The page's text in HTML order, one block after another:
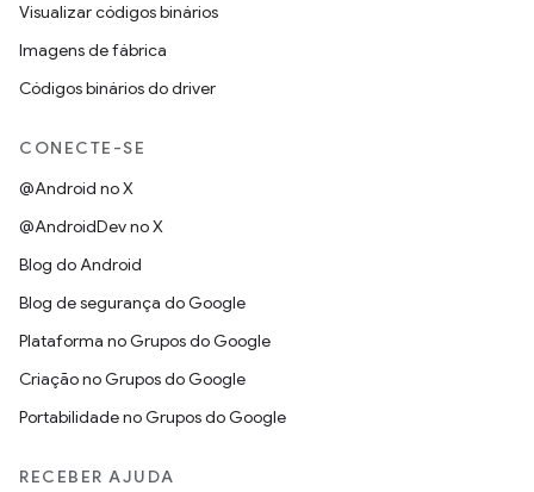
Visualizar códigos binários
Imagens de fábrica
Códigos binários do driver
CONECTE-SE
@Android no X
@AndroidDev no X
Blog do Android
Blog de segurança do Google
Plataforma no Grupos do Google
Criação no Grupos do Google
Portabilidade no Grupos do Google
RECEBER AJUDA